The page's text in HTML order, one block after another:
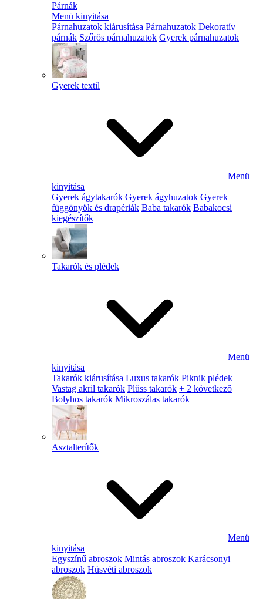
Párnák
Menü kinyitása
Párnahuzatok kiárusítása Párnahuzatok Dekoratív
párnák Szőrös párnahuzatok Gyerek párnahuzatok
Gyerek textil
Menü
kinyitása
Gyerek ágytakarók Gyerek ágyhuzatok Gyerek
függönyök és drapériák Baba takarók Babakocsi
kiegészítők
Takarók és plédek
Menü
kinyitása
Takarók kiárusítása Luxus takarók Piknik plédek
Vastag akril takarók Plüss takarók + 2 következő
Bolyhos takarók Mikroszálas takarók
Asztalterítők
Menü
kinyitása
Egyszínű abroszok Mintás abroszok Karácsonyi
abroszok Húsvéti abroszok